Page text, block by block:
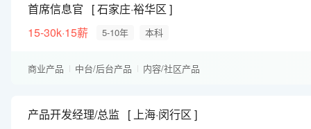
首席信息官
石家庄·裕华区
15-30k·15薪
5-10年 本科
商业产品 中台/后台产品 内容/社区产品
产品开发经理/总监
上海·闵行区